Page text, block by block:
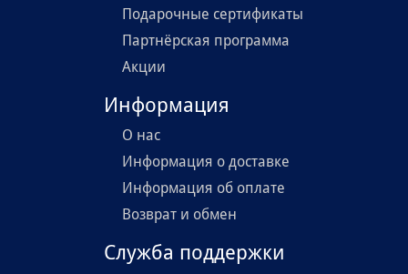
Подарочные сертификаты
Партнёрская программа
Акции
Информация
О нас
Информация о доставке
Информация об оплате
Возврат и обмен
Служба поддержки